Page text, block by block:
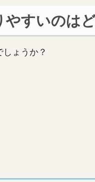
すいのは
ょうか？